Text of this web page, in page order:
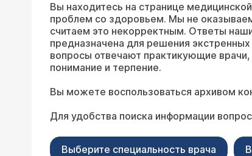
Вы находитесь на странице
проблем со здоровьем. Мы не
считаем это некорректным. Ответы
предназначена для решения
вопросы отвечают практикующие
понимание и терпение.
Вы можете воспользоваться архивом
Для удобства поиска информации
Выберите специальность врача